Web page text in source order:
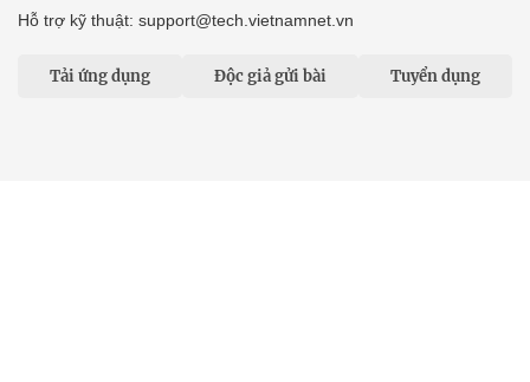
Hỗ trợ kỹ thuật: support@tech.vietnamnet.vn
Tải ứng dụng Độc giả gửi bài Tuyển dụng